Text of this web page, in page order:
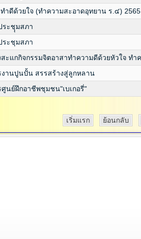
ำดีด้วยใจ (ทำความสะอาดอุทยาน ร.๔) 2565
ระชุุมสภา
ระชุมสภา
ะแกกิจกรรมจิตอาสาทำความดีด้วยหัวใจ ทำ
งานปูนปั้น สรรสร้างสู่ลูกหลาน
ศูนย์ฝึกอาชีพชุมชน"เบเกอรี่"
เริ่มแรก ย้อนกลับ